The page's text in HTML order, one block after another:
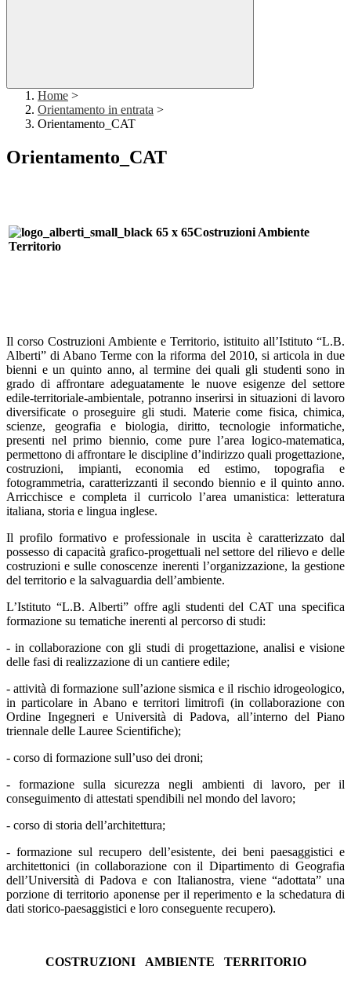
Home >
Orientamento in entrata >
Orientamento_CAT
Orientamento_CAT
Costruzioni Ambiente
Territorio
Il corso Costruzioni Ambiente e Territorio, istituito all’Istituto “L.B.
Alberti” di Abano Terme con la riforma del 2010, si articola in due
bienni e un quinto anno, al termine dei quali gli studenti sono in
grado di affrontare adeguatamente le nuove esigenze del settore
edile-territoriale-ambientale, potranno inserirsi in situazioni di lavoro
diversificate o proseguire gli studi. Materie come fisica, chimica,
scienze, geografia e biologia, diritto, tecnologie informatiche,
presenti nel primo biennio, come pure l’area logico-matematica,
permettono di affrontare le discipline d’indirizzo quali progettazione,
costruzioni, impianti, economia ed estimo, topografia e
fotogrammetria, caratterizzanti il secondo biennio e il quinto anno.
Arricchisce e completa il curricolo l’area umanistica: letteratura
italiana, storia e lingua inglese.
Il profilo formativo e professionale in uscita è caratterizzato dal
possesso di capacità grafico-progettuali nel settore del rilievo e delle
costruzioni e sulle conoscenze inerenti l’organizzazione, la gestione
del territorio e la salvaguardia dell’ambiente.
L’Istituto “L.B. Alberti” offre agli studenti del CAT una specifica
formazione su tematiche inerenti al percorso di studi:
- in collaborazione con gli studi di progettazione, analisi e visione
delle fasi di realizzazione di un cantiere edile;
- attività di formazione sull’azione sismica e il rischio idrogeologico,
in particolare in Abano e territori limitrofi (in collaborazione con
Ordine Ingegneri e Università di Padova, all’interno del Piano
triennale delle Lauree Scientifiche);
- corso di formazione sull’uso dei droni;
- formazione sulla sicurezza negli ambienti di lavoro, per il
conseguimento di attestati spendibili nel mondo del lavoro;
- corso di storia dell’architettura;
- formazione sul recupero dell’esistente, dei beni paesaggistici e
architettonici (in collaborazione con il Dipartimento di Geografia
dell’Università di Padova e con Italianostra, viene “adottata” una
porzione di territorio aponense per il reperimento e la schedatura di
dati storico-paesaggistici e loro conseguente recupero).
COSTRUZIONI AMBIENTE TERRITORIO